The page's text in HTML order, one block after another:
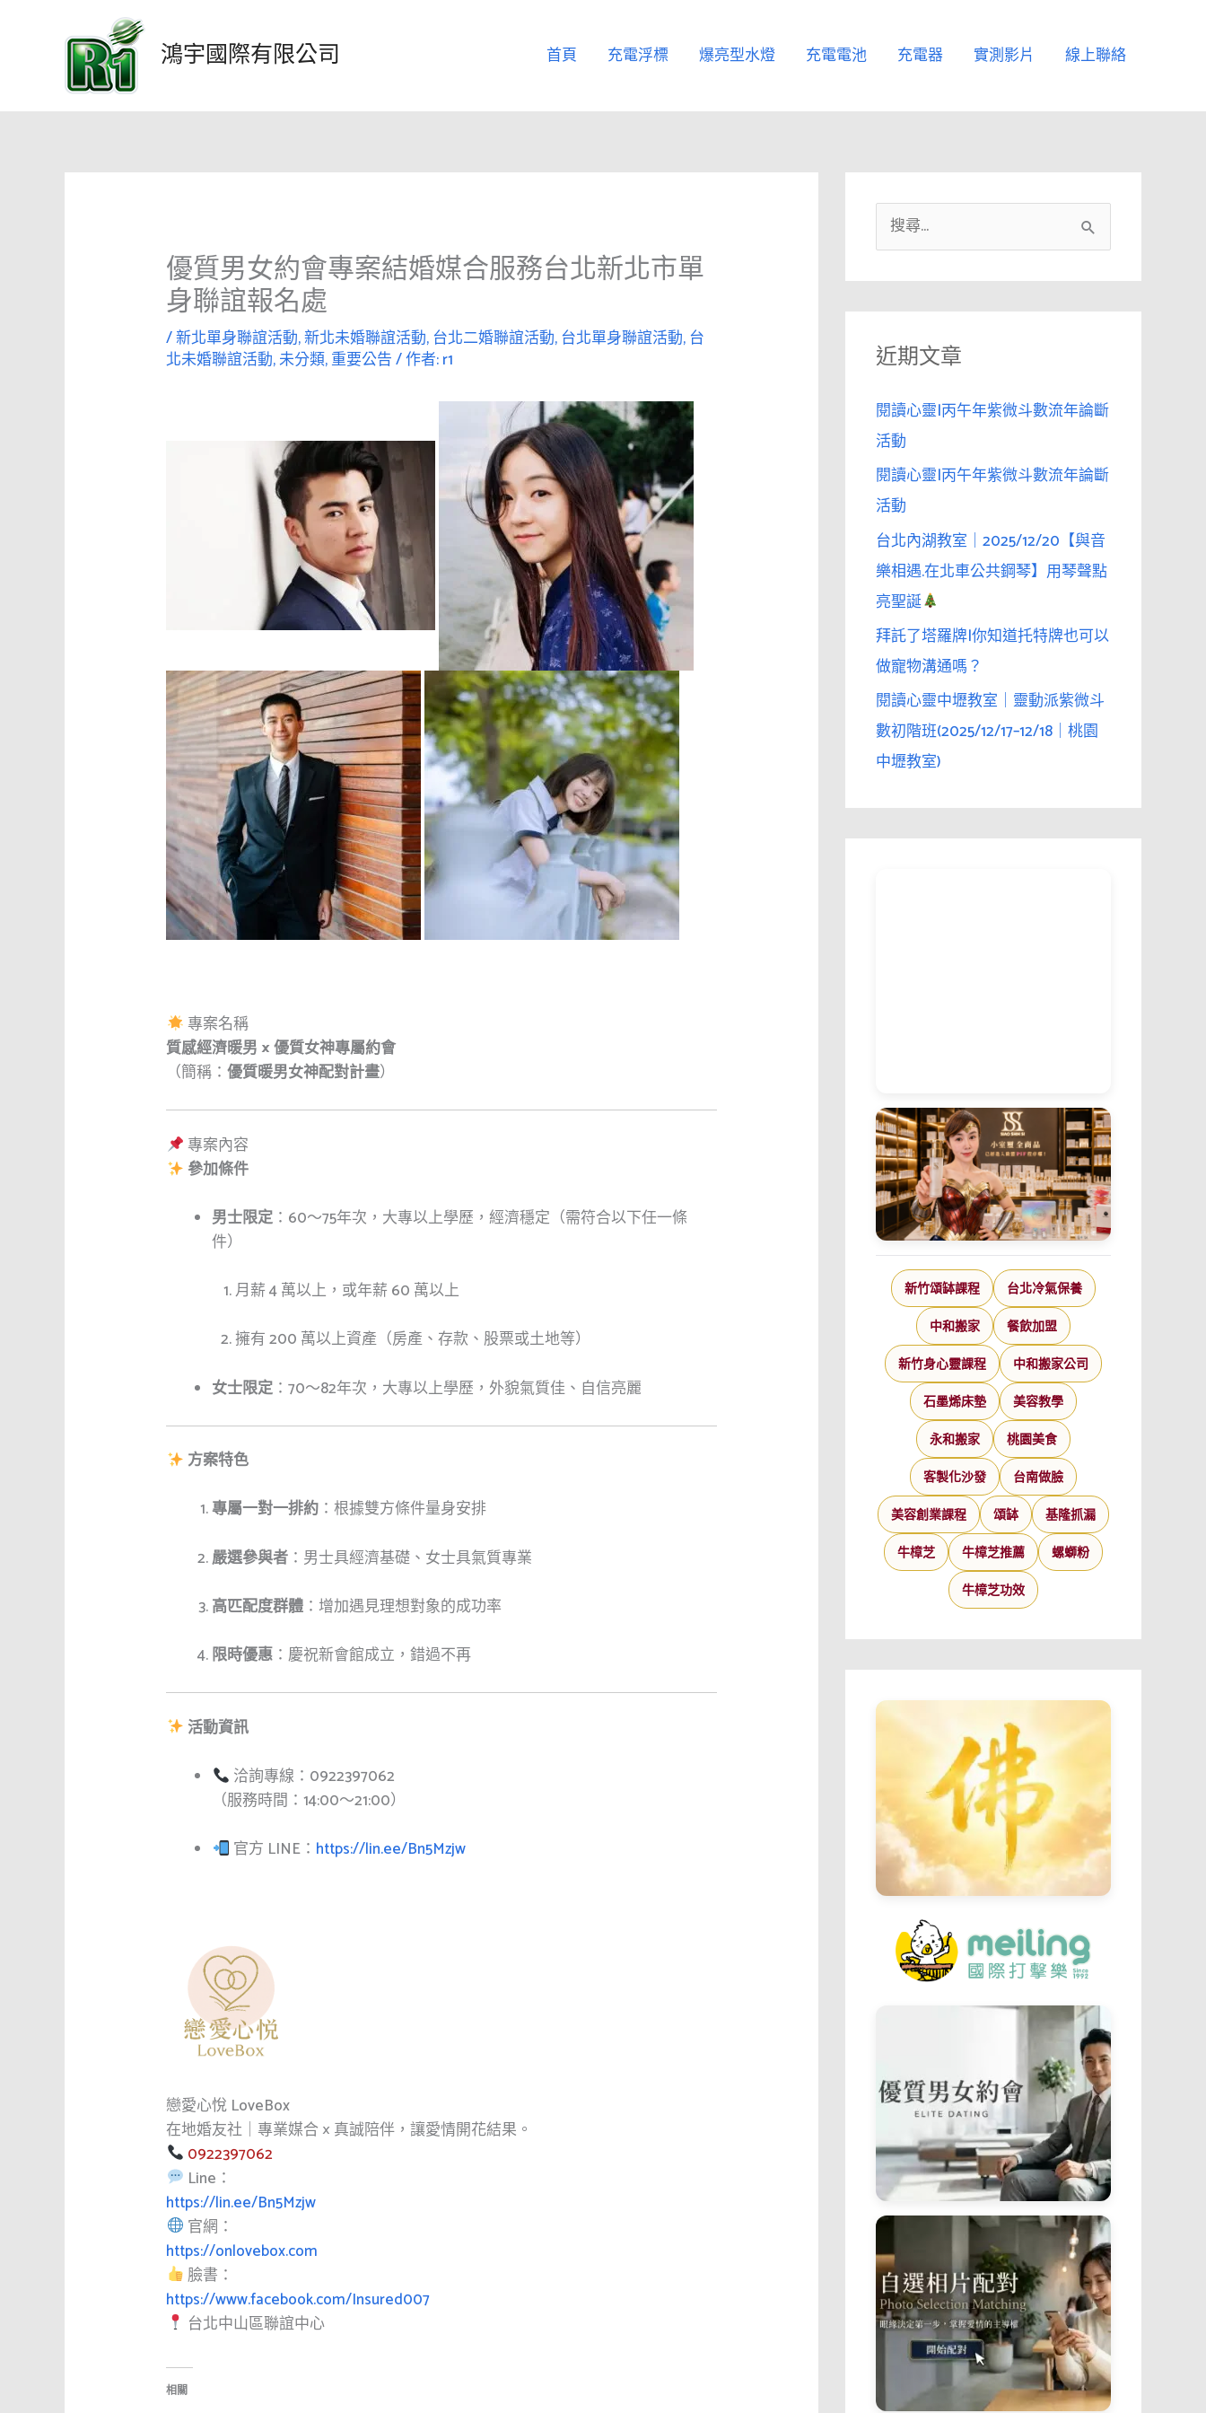
內
鴻宇國際有限公司 首頁 充電浮標 爆亮型水燈 充電電池 充電器 實測影片 線上聯絡
優質男女約會專案結婚媒合服務台北新北市單
身聯誼報名處
/新北單身聯誼活動,新北未婚聯誼活動,台北二婚聯誼活動,台北單身聯誼活動,台
北未婚聯誼活動,未分類,重要公告/ 作者:r1
專案名稱
質感經濟暖男 × 優質女神專屬約會
（簡稱：優質暖男女神配對計畫）
專案內容
參加條件
男士限定 ：60～75年次，大專以上學歷，經濟穩定（需符合以下任一條
件）
月薪 4 萬以上，或年薪 60 萬以上
擁有 200 萬以上資產（房產、存款、股票或土地等）
女士限定 ：70～82年次，大專以上學歷，外貌氣質佳、自信亮麗
方案特色
專屬一對一排約 ：根據雙方條件量身安排
嚴選參與者 ：男士具經濟基礎、女士具氣質專業
高匹配度群體 ：增加遇見理想對象的成功率
限時優惠 ：慶祝新會館成立，錯過不再
活動資訊
洽詢專線：0922397062
（服務時間：14:00～21:00）
官方 LINE： https://lin.ee/Bn5Mzjw
戀愛心悅 LoveBox
在地婚友社｜專業媒合 × 真誠陪伴，讓愛情開花結果。
0922397062
Line：
https://lin.ee/Bn5Mzjw
官網：
https://onlovebox.com
臉書：
https://www.facebook.com/Insured007
台北中山區聯誼中心
相關
尋
關
鍵
字
近期文章
閱讀心靈|丙午年紫微斗數流年論斷
活動
閱讀心靈|丙午年紫微斗數流年論斷
活動
台北內湖教室｜2025/12/20【與音
樂相遇.在北車公共鋼琴】用琴聲點
亮聖誕
拜託了塔羅牌|你知道托特牌也可以
做寵物溝通嗎？
閱讀心靈中壢教室｜靈動派紫微斗
數初階班(2025/12/17–12/18｜桃園
中壢教室)
新竹頌缽課程 台北冷氣保養
中和搬家 餐飲加盟
新竹身心靈課程 中和搬家公司
石墨烯床墊 美容教學
永和搬家 桃園美食
客製化沙發 台南做臉
美容創業課程 頌缽 基隆抓漏
牛樟芝 牛樟芝推薦 螺螄粉
牛樟芝功效